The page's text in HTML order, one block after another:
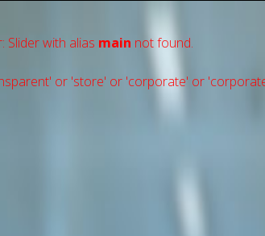
Slider with alias main not found.
or 'store' or 'сorporate' or